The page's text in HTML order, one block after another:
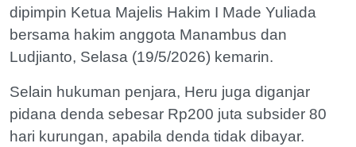
dipimpin Ketua Majelis Hakim I Made Yuliada
bersama hakim anggota Manambus dan
Ludjianto, Selasa (19/5/2026) kemarin.
Selain hukuman penjara, Heru juga diganjar
pidana denda sebesar Rp200 juta subsider 80
hari kurungan, apabila denda tidak dibayar.